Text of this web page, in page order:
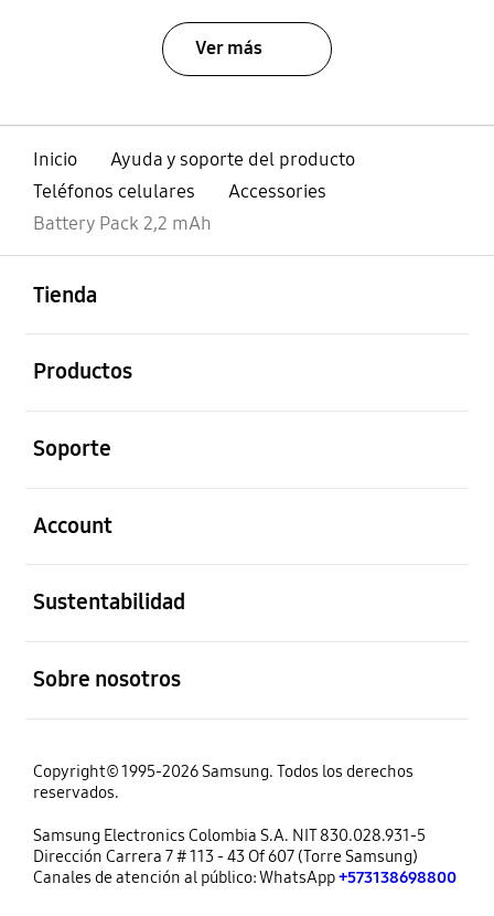
Ver más
Inicio
Ayuda y soporte del producto
Teléfonos celulares
Accessories
Battery Pack 2,2 mAh
Tienda
Productos
Soporte
Account
Sustentabilidad
Sobre nosotros
Copyright© 1995-2026 Samsung. Todos los derechos
reservados.
Samsung Electronics Colombia S.A. NIT 830.028.931-5
Dirección Carrera 7 # 113 - 43 Of 607 (Torre Samsung)
Canales de atención al público: WhatsApp+573138698800